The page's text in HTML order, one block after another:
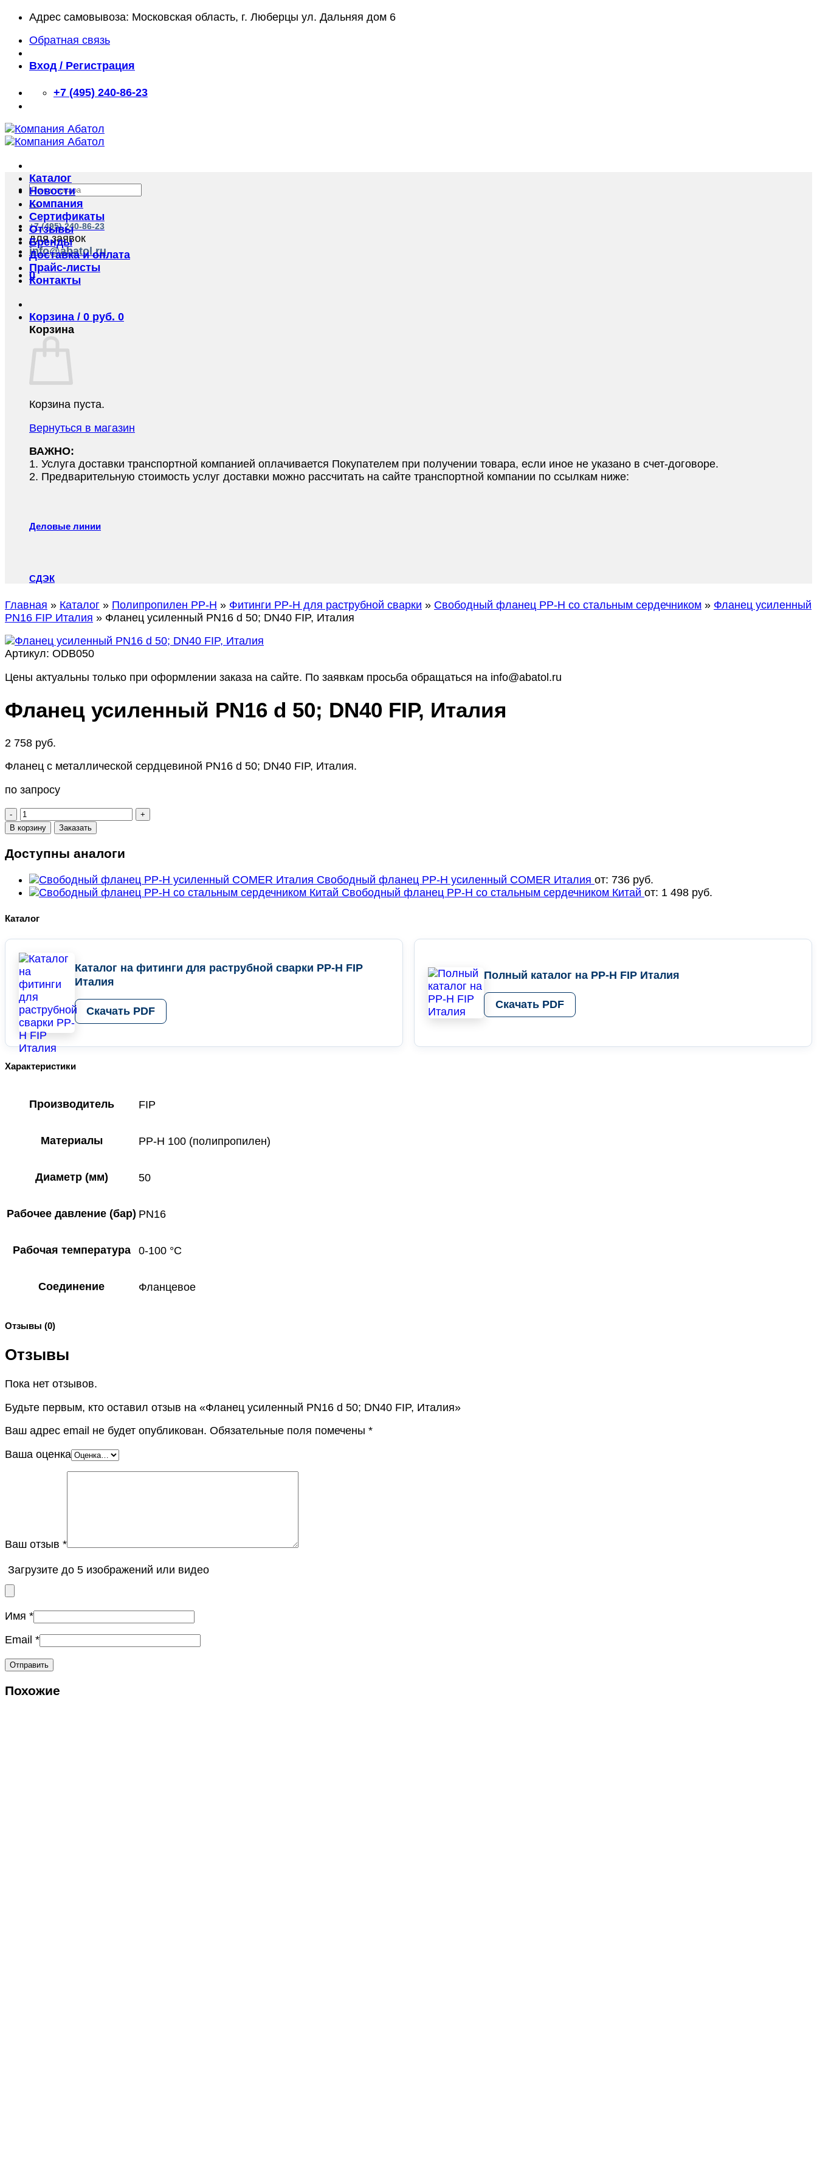
Skip
content
Адрес самовывоза: Московская область, г. Люберцы ул. Дальняя дом 6
Обратная связь
Вход / Регистрация
+7 (495) 240-86-23
Искать:
+7 (495) 240-86-23
для заявок
info@abatol.ru
0
Каталог
Новости
Компания
Сертификаты
Отзывы
Бренды
Доставка и оплата
Прайс-листы
Контакты
Корзина / 0 руб. 0
Корзина
Корзина пуста.
Вернуться в магазин
ВАЖНО:
1.⁠ ⁠Услуга доставки транспортной компанией оплачивается Покупателем при получении товара, если иное не указано в счет-договоре.
2.⁠ ⁠Предварительную стоимость услуг доставки можно рассчитать на сайте транспортной компании по ссылкам ниже:
Деловые линии
СДЭК
Главная » Каталог » Полипропилен PP-H » Фитинги PP-H для раструбной сварки » Свободный фланец PP-H со стальным сердечником » Фланец усиленный
PN16 FIP Италия » Фланец усиленный PN16 d 50; DN40 FIP, Италия
Артикул: ODB050
Цены актуальны только при оформлении заказа на сайте. По заявкам просьба обращаться на info@abatol.ru
Фланец усиленный PN16 d 50; DN40 FIP, Италия
2 758 руб.
Фланец с металлической сердцевиной PN16 d 50; DN40 FIP, Италия.
по запросу
Количество
товара
Фланец
усиленный
PN16
d
50;
FIP,
В корзину Заказать
Доступны аналоги
Свободный фланец PP-H усиленный COMER Италия от: 736 руб.
Свободный фланец PP-H со стальным сердечником Китай от: 1 498 руб.
Каталог
Каталог на фитинги для раструбной сварки PP-H FIP
Италия
Скачать PDF
Полный каталог на PP-H FIP Италия
Скачать PDF
Характеристики
Производитель FIP
Материалы PP-H 100 (полипропилен)
Диаметр (мм) 50
Рабочее давление (бар) PN16
Рабочая температура 0-100 °C
Соединение Фланцевое
Отзывы (0)
Отзывы
Пока нет отзывов.
Будьте первым, кто оставил отзыв на «Фланец усиленный PN16 d 50; DN40 FIP, Италия»
Ваш адрес email не будет опубликован. Обязательные поля помечены *
Ваша оценка
Ваш отзыв *
Загрузите до 5 изображений или видео
Имя *
Email *
Похожие